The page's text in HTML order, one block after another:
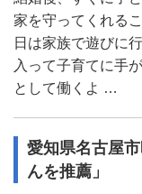
家を守ってくれる
日は家族で遊びに
入って子育てに手
として働くよ …
愛知県名古屋
んを推薦」